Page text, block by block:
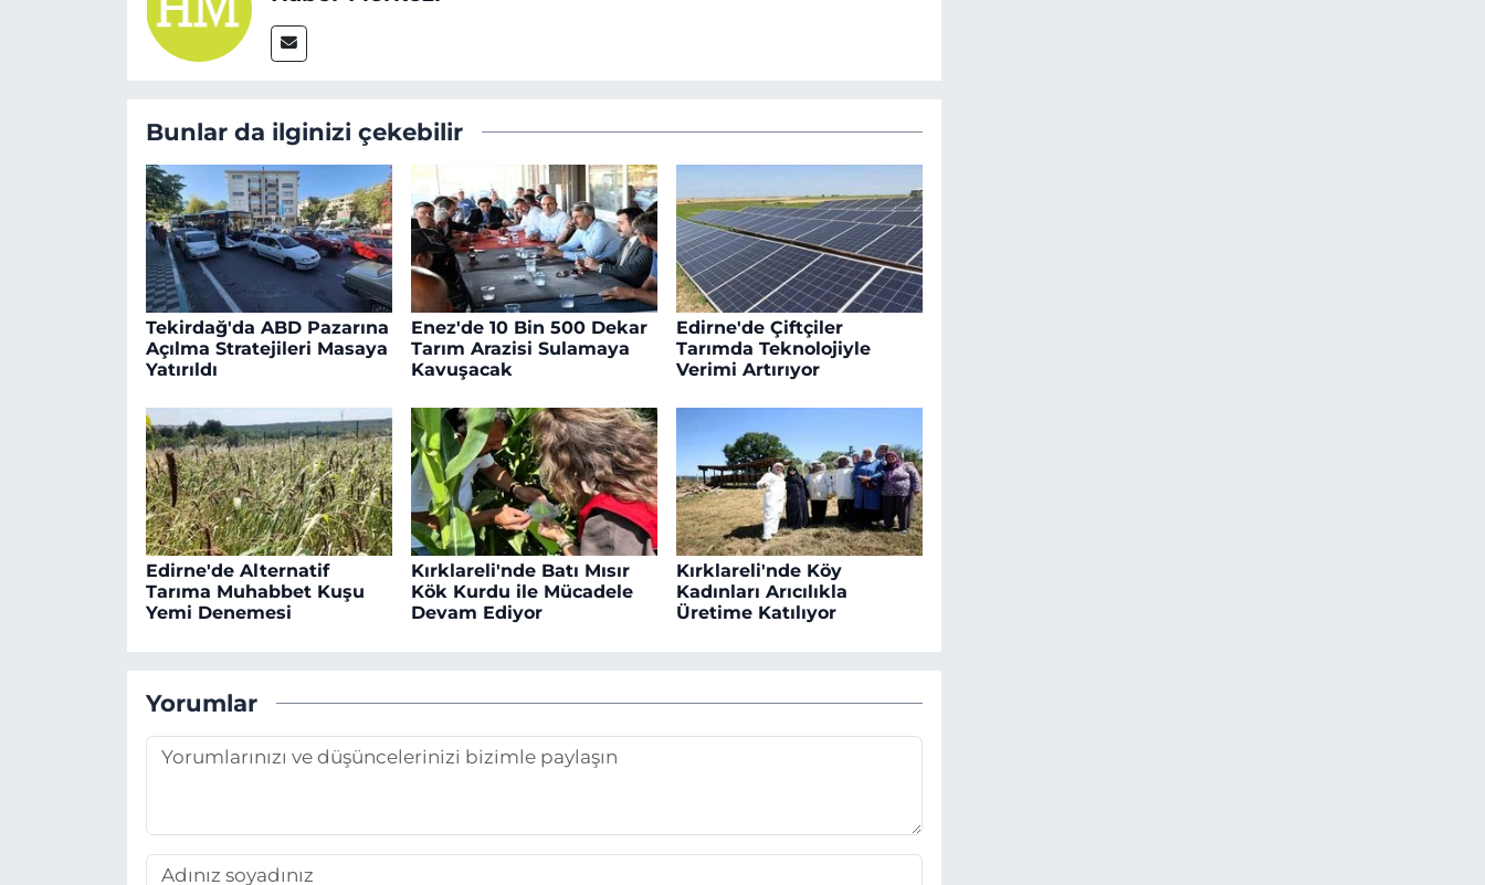
Bunlar da ilginizi çekebilir
Tekirdağ'da ABD Pazarına
Açılma Stratejileri Masaya
Yatırıldı
Enez'de 10 Bin 500 Dekar
Tarım Arazisi Sulamaya
Kavuşacak
Edirne'de Çiftçiler
Tarımda Teknolojiyle
Verimi Artırıyor
Edirne'de Alternatif
Tarıma Muhabbet Kuşu
Yemi Denemesi
Kırklareli'nde Batı Mısır
Kök Kurdu ile Mücadele
Devam Ediyor
Kırklareli'nde Köy
Kadınları Arıcılıkla
Üretime Katılıyor
Yorumlar